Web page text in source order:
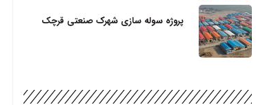
پروژه سوله سازی شهرک صنعتی قرچک